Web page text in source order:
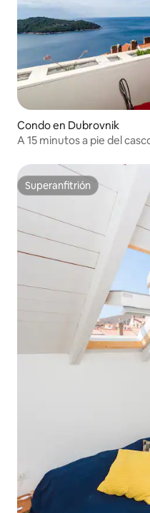
Condo en Dubrovnik
A 15 minutos a pie del
Superanfitrión
Superanfitrión